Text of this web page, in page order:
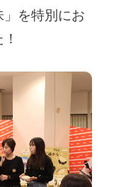
」を特別にお